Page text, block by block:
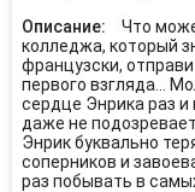
Описание:
Что
колледжа, который
французски,
первого взгляда...
сердце Энрика раз и
даже не
Энрик буквально
соперников и
раз побывать в